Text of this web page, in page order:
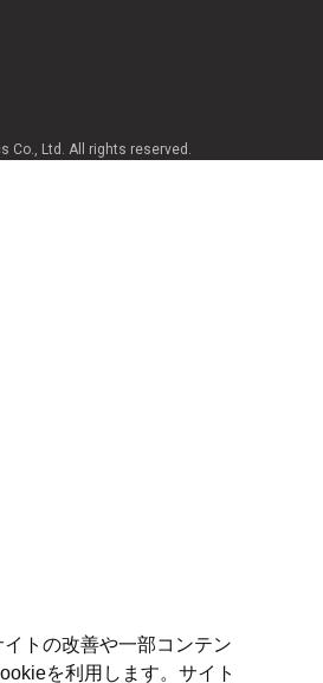
トの改善や一部コンテン
を利用します。サイト
Co., Ltd. All rights reserved.